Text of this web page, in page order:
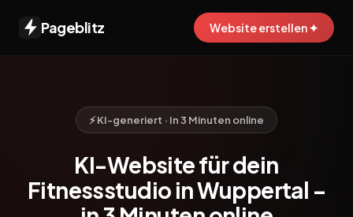
Pageblitz Website erstellen ✦
⚡ KI-generiert · In 3 Minuten online
KI-Website für dein
Fitnessstudio in Wuppertal –